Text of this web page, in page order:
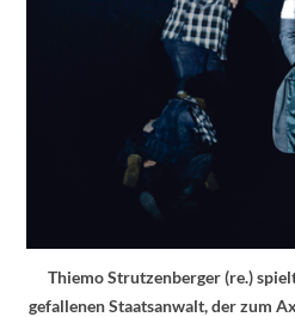
Thiemo Strutzenberger (re.)
gefallenen Staatsanwalt, der zum